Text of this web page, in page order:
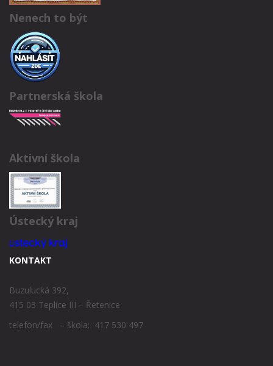
Nenech to být
Partnerská škola
Aktivní škola
Ústecký kraj
KONTAKT
Buzulucká 392,
415 03 Teplice III – Řetenice
telefon/fax – škola: 417 530 497